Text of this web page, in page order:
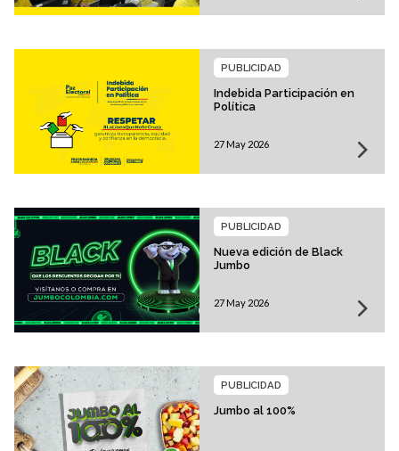
Indebida Participación en
Política
PUBLICIDAD
27 May 2026
Nueva edición de Black
Jumbo
PUBLICIDAD
27 May 2026
Jumbo al 100%
PUBLICIDAD